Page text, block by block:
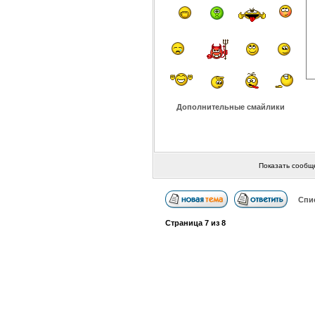
Дополнительные смайлики
Показать
Страница 7из 8